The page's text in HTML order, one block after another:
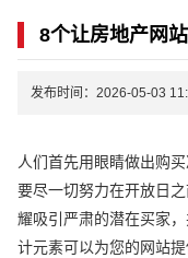
8个让房地产网
发布时间：2026-05-03
人们首先用眼睛做出购
要尽一切努力在开放日
耀吸引严肃的潜在买家
计元素可以为您的网站